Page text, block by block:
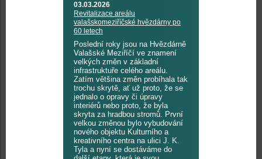
03.03.2026
Revitalizace areálu
valašskomeziříčské hvězdárny po
60 letech
Poslední roky jsou na Hvězdárně
Valašské Meziříčí ve znamení
velkých změn v základní
infrastruktuře celého areálu.
Zatím většina změn probíhala tak
trochu skrytě, ať už proto, že se
jednalo o opravy či úpravy
interiérů nebo proto, že byla
skryta za hradbou stromů. První
velkou změnou bylo vybudování
nového objektu Kulturního a
kreativního centra na ulici J. K.
Tyla a nyní se dostáváme do